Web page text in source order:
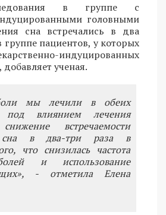
в группе с
головными
сна встречались в два
группе пациентов, у которых
индуцированных
ученая.
мы лечили в обеих
влиянием лечения
встречаемости
сна в два-три раза в
что снизилась частота
и использование
- отметила Елена